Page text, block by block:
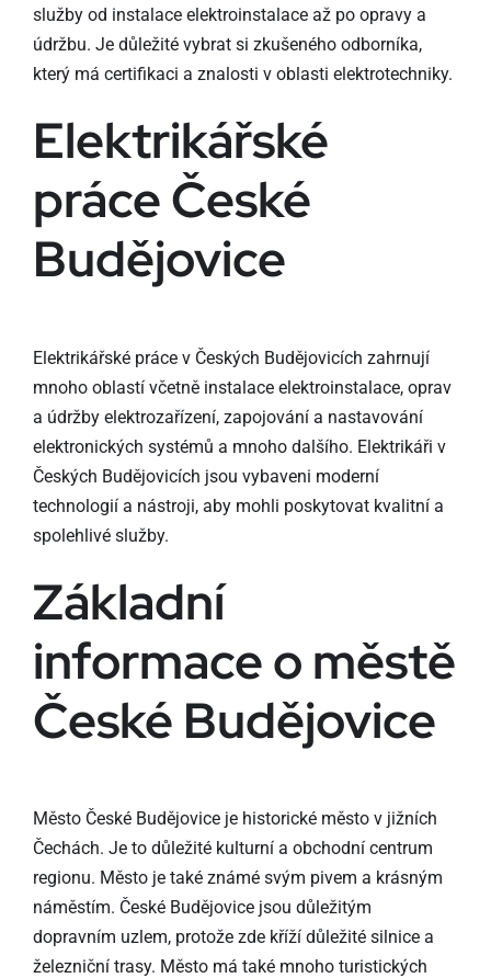
služby od instalace elektroinstalace až po opravy a
údržbu. Je důležité vybrat si zkušeného odborníka,
který má certifikaci a znalosti v oblasti elektrotechniky.
Elektrikářské
práce České
Budějovice
Elektrikářské práce v Českých Budějovicích zahrnují
mnoho oblastí včetně instalace elektroinstalace, oprav
a údržby elektrozařízení, zapojování a nastavování
elektronických systémů a mnoho dalšího. Elektrikáři v
Českých Budějovicích jsou vybaveni moderní
technologií a nástroji, aby mohli poskytovat kvalitní a
spolehlivé služby.
Základní
informace o městě
České Budějovice
Město České Budějovice je historické město v jižních
Čechách. Je to důležité kulturní a obchodní centrum
regionu. Město je také známé svým pivem a krásným
náměstím. České Budějovice jsou důležitým
dopravním uzlem, protože zde kříží důležité silnice a
železniční trasy. Město má také mnoho turistických